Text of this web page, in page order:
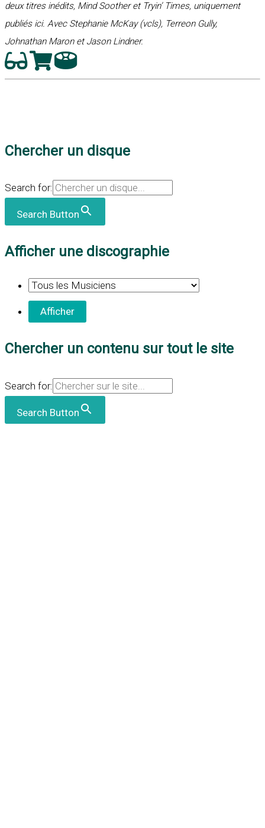
deux titres inédits, Mind Soother et Tryin’ Times, uniquement
publiés ici. Avec Stephanie McKay (vcls), Terreon Gully,
Johnathan Maron et Jason Lindner.
Chercher un disque
Search for:
Search Button
Afficher une discographie
Chercher un contenu sur tout le site
Search for:
Search Button